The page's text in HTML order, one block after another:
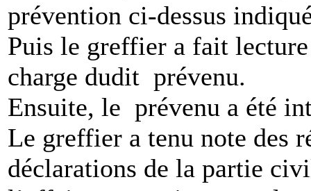
prévention ci-dessus
Puis le greffier a fait
charge dudit prévenu.
Ensuite, le prévenu a été
Le greffier a tenu note des
déclarations de la partie